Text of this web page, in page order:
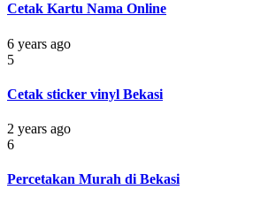
Cetak Kartu Nama Online
6 years ago
5
Cetak sticker vinyl Bekasi
2 years ago
6
Percetakan Murah di Bekasi